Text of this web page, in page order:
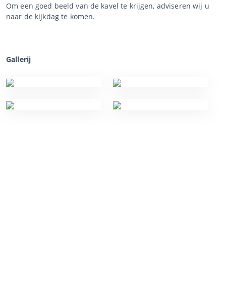
Om een goed beeld van de kavel te krijgen, adviseren wij u
naar de kijkdag te komen.
Gallerij